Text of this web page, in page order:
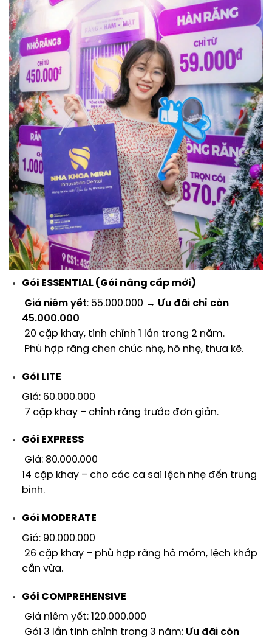
Gói ESSENTIAL (Gói nâng cấp mới)
Giá niêm yết: 55.000.000 → Ưu đãi chỉ còn
45.000.000
20 cặp khay, tinh chỉnh 1 lần trong 2 năm.
Phù hợp răng chen chúc nhẹ, hô nhẹ, thưa kẽ.
Gói LITE
Giá: 60.000.000
7 cặp khay – chỉnh răng trước đơn giản.
Gói EXPRESS
Giá: 80.000.000
14 cặp khay – cho các ca sai lệch nhẹ đến trung
bình.
Gói MODERATE
Giá: 90.000.000
26 cặp khay – phù hợp răng hô móm, lệch khớp
cắn vừa.
Gói COMPREHENSIVE
Giá niêm yết: 120.000.000
Gói 3 lần tinh chỉnh trong 3 năm: Ưu đãi còn